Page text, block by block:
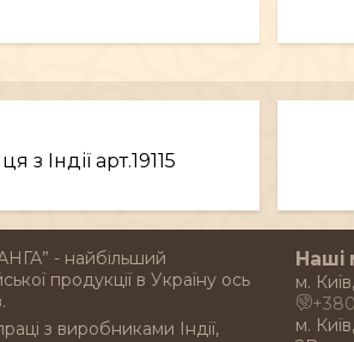
з Індії арт.19115
- найбільший
продукції в Україну ось
з виробниками Індії,
Наші
м.
м.